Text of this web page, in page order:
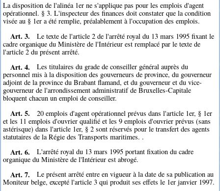
La disposition de l'alinéa 1er ne s'applique pas pour les emplois d'agent
opérationnel. § 3. L'inspecteur des finances doit constater que la condition
visée au § 1er a été remplie, préalablement à l'occupation des emplois.
Art. 3.
Le texte de l'article 2 de l'arrêté royal du 13 mars 1995 fixant le
cadre organique du Ministère de l'Intérieur est remplacé par le texte de
l'article 2 du présent arrêté.
Art. 4.
Les titulaires du grade de conseiller général auprès du
personnel mis à la disposition des gouverneurs de province, du gouverneur
adjoint de la province du Brabant flamand, et du gouverneur et du vice-
gouverneur de l'arrondissement administratif de Bruxelles-Capitale
bloquent chacun un emploi de conseiller.
Art. 5.
20 emplois d'agent opérationnel prévus dans l'article 1er, § 1er
et les 11 emplois d'ouvrier qualifié et les 9 emplois d'ouvrier prévus (sans
astérisque) dans l'article 1er, § 2 sont réservés pour le transfert des agents
statutaires de la Régie des Transports maritimes. .
Art. 6.
L'arrêté royal du 13 mars 1995 portant fixation du cadre
organique du Ministère de l'Intérieur est abrogé.
Art. 7.
Le présent arrêté entre en vigueur à la date de sa publication au
Moniteur belge, excepté l'article 3 qui produit ses effets le 1er janvier 1997.